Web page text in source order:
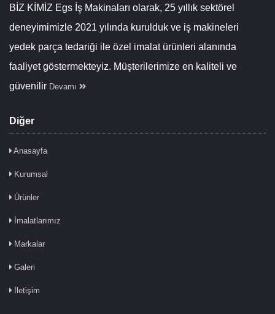
BİZ KİMİZ Egs İş Makinaları olarak, 25 yıllık sektörel
deneyimimizle 2021 yılında kurulduk ve iş makineleri
yedek parça tedariği ile özel imalat ürünleri alanında
faaliyet göstermekteyiz. Müşterilerimize en kaliteli ve
güvenilir Devamı
Diğer
Anasayfa
Kurumsal
Ürünler
İmalatlarımız
Markalar
Galeri
İletişim